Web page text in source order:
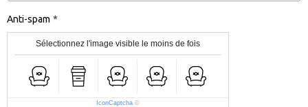
Anti-spam
Sélectionnez l'image visible le moins de fois
IconCaptcha ©